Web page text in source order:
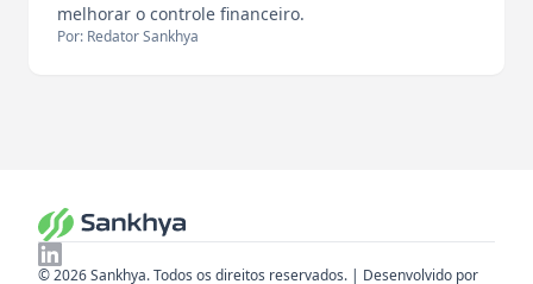
melhorar o controle financeiro.
Por: Redator Sankhya
© 2026 Sankhya. Todos os direitos reservados. | Desenvolvido por